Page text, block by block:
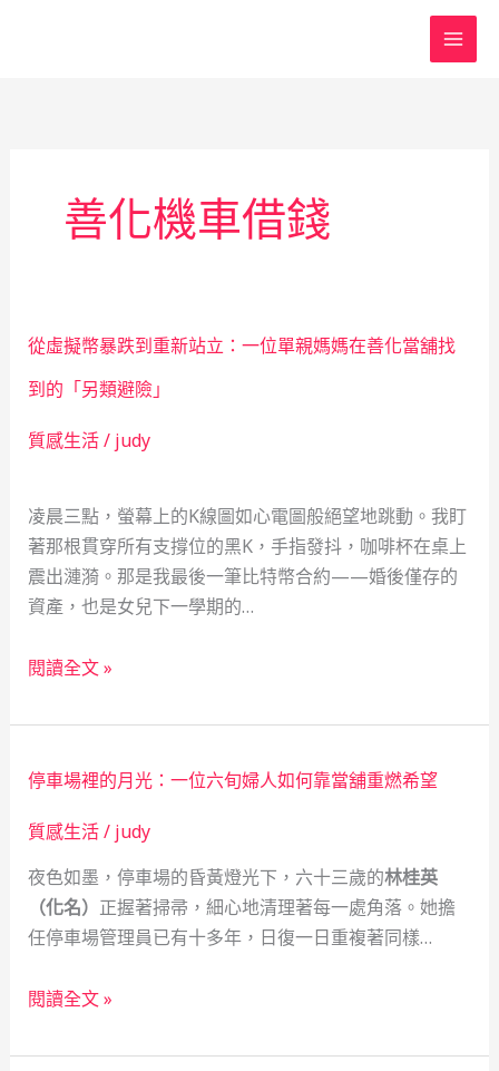
善化機車借錢
從虛擬幣暴跌到重新站立：一位單親媽媽在善化當舖找
到的「另類避險」
質感生活/ judy
凌晨三點，螢幕上的K線圖如心電圖般絕望地跳動。我盯
著那根貫穿所有支撐位的黑K，手指發抖，咖啡杯在桌上
震出漣漪。那是我最後一筆比特幣合約——婚後僅存的
資產，也是女兒下一學期的…
從
擬
暴
跌
到
重
新
站
一
單
閱讀全文 »
停車場裡的月光：一位六旬婦人如何靠當舖重燃希望
質感生活/ judy
夜色如墨，停車場的昏黃燈光下，六十三歲的林桂英
（化名） 正握著掃帚，細心地清理著每一處角落。她擔
任停車場管理員已有十多年，日復一日重複著同樣…
停
場
閱讀全文 »